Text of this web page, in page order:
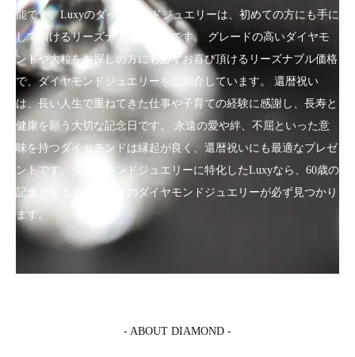
能です。Luxyのダイヤモンドジュエリーは、初めての方にも手に
して頂けるリーズナブルな価格です。 グレードの高いダイヤモ
ンドや大粒をお探しの方にも必ずお喜び頂けるリーズナブル価格
で、ダイヤモンドジュエリーをご紹介しています。 還暦祝い
は、長い人生で重ねてきた仕事や子育ての経験に感謝し、長寿と
健康を願う大切な記念日です。 永遠の愛や絆、不屈といった意
味を持つダイヤモンドは縁起が良く、還暦祝いにも最適なプレゼ
ントです。ダイヤモンドジュエリーに特化したLuxyなら、60歳の
記念となるとっておきのダイヤモンドジュエリーが必ず見つかり
ます。
- ABOUT DIAMOND -